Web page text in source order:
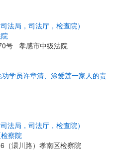
法局，司法厅，检查院）
号 孝感市中级法院
学员许章清、涂爱莲一家人的责
法局，司法厅，检查院）
察院
（澴川路）孝南区检察院